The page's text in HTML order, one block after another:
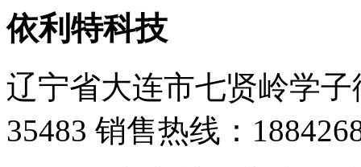
依利特科技
辽宁省大连市七贤岭学子
35483 销售热线：